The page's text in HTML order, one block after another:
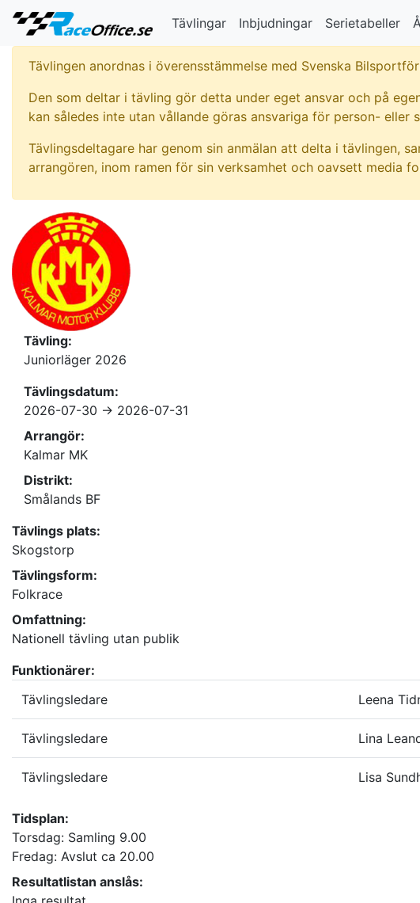
Tävlingar Inbjudningar Serietabeller
Tävlingen anordnas i överensstämmelse med Svenska
Den som deltar i tävling gör detta under eget ansvar och på
kan således inte utan vållande göras ansvariga för person-
Tävlingsdeltagare har genom sin anmälan att delta i tävlingen,
arrangören, inom ramen för sin verksamhet och oavsett media
Tävling:
Juniorläger 2026
Tävlingsdatum:
2026-07-30 -> 2026-07-31
Arrangör:
Kalmar MK
Distrikt:
Smålands BF
Tävlings plats:
Skogstorp
Tävlingsform:
Folkrace
Omfattning:
Nationell tävling utan publik
Funktionärer:
Tävlingsledare
Leena
Tävlingsledare Lina
Tävlingsledare Lisa
Tidsplan:
Torsdag: Samling 9.00
Fredag: Avslut ca 20.00
Resultatlistan anslås: